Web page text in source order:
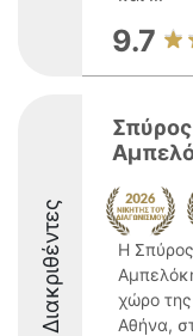
9.7
Διακριθέντες
Η
χώρο της
Αθήνα,